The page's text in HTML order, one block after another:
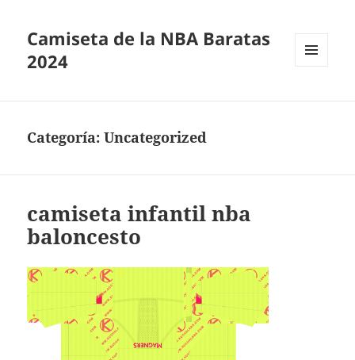
Camiseta de la NBA Baratas
2024
Categoría:Uncategorized
camiseta infantil nba
baloncesto